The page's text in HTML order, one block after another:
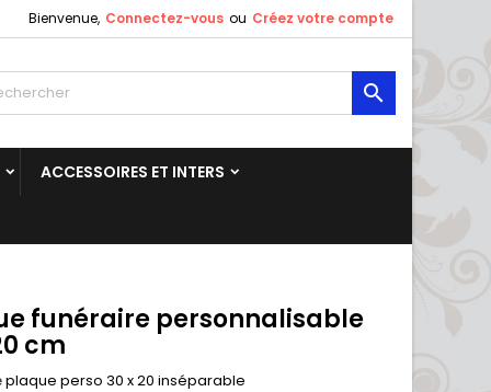
Bienvenue, Connectez-vous ou Créez votre compte

ACCESSOIRES ET INTERS
funéraire personnalisable
cm
plaque perso 30 x 20 inséparable